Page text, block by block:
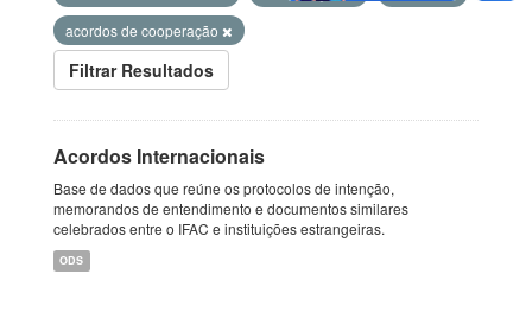
acordos de cooperação
Filtrar Resultados
Acordos Internacionais
Base de dados que reúne os protocolos de intenção,
memorandos de entendimento e documentos similares
celebrados entre o IFAC e instituições estrangeiras.
ODS